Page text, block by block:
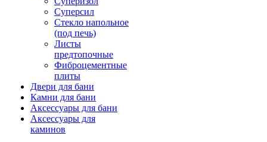
Суперсил
Стекло напольное
(под печь)
Листы
предтопочные
Фиброцементные
плиты
Двери для бани
Камни для бани
Аксессуары для бани
Аксессуары для
каминов